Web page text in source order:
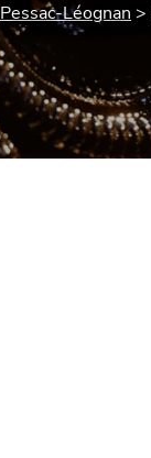
Pessac-Léognan